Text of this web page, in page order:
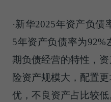
·新华2025年资产负债
5年资产负债率为92%
期负债经营的特性，
险资产规模大，配置
优，不良资产占比较低